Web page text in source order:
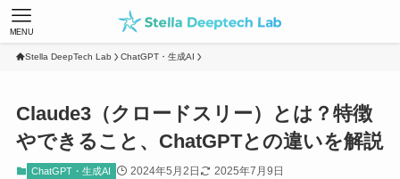
MENU
Stella DeepTech Lab ChatGPT・生成AI
Claude3（クロードスリー）とは？特徴
やできること、ChatGPTとの違いを解説
ChatGPT・生成AI 2024年5月2日 2025年7月9日